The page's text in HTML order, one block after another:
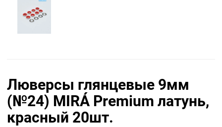
Люверсы глянцевые 9мм
(№24) MIRÁ Premium латунь,
красный 20шт.